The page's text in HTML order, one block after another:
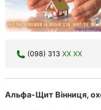
(098) 313 XX XX
Альфа-Щит Вінниця,